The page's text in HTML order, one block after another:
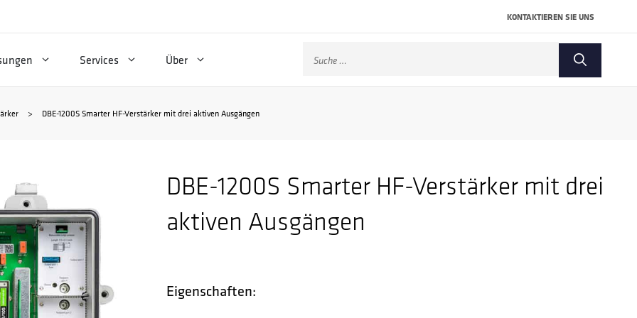
KONTAKTIEREN SIE UNS
Services Über
Suche
> DBE-1200S Smarter HF-Verstärker mit drei aktiven Ausgängen
DBE-1200S Smarter HF-Verstärker mit drei
aktiven Ausgängen
Eigenschaften: